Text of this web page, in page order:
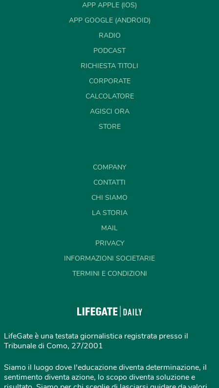
APP APPLE (IOS)
APP GOOGLE (ANDROID)
RADIO
PODCAST
RICHIESTA TITOLI
CORPORATE
CALCOLATORE
AGISCI ORA
STORE
COMPANY
CONTATTI
CHI SIAMO
LA STORIA
MAIL
PRIVACY
INFORMAZIONI SOCIETARIE
TERMINI E CONDIZIONI
LifeGate è una testata giornalistica registrata presso il
Tribunale di Como, 27/2001
Siamo il luogo dove l'educazione diventa determinazione, il
sentimento diventa azione, lo scopo diventa soluzione e